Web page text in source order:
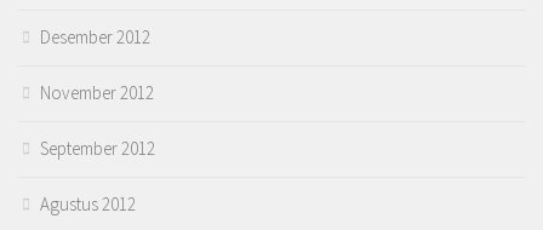
Desember 2012
November 2012
September 2012
Agustus 2012